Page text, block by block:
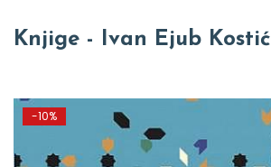
Knjige - Ivan Ejub Kostić
-10%